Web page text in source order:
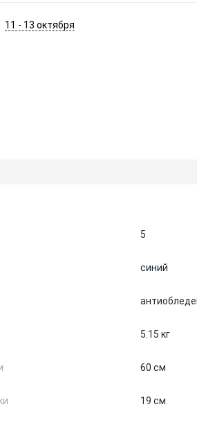
11 - 13 октября
5
синий
5.15 кг
60 см
19 см